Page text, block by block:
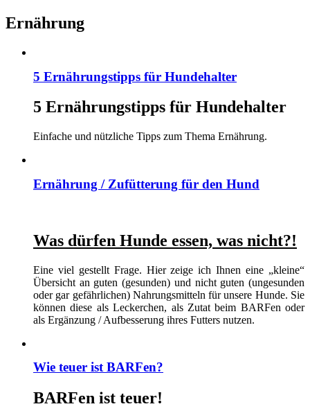
Ernährung
5 Ernährungstipps für Hundehalter
5 Ernährungstipps für Hundehalter
Einfache und nützliche Tipps zum Thema Ernährung.
Ernährung / Zufütterung für den Hund
Was dürfen Hunde essen, was nicht?!
Eine viel gestellt Frage. Hier zeige ich Ihnen eine „kleine“
Übersicht an guten (gesunden) und nicht guten (ungesunden
oder gar gefährlichen) Nahrungsmitteln für unsere Hunde. Sie
können diese als Leckerchen, als Zutat beim BARFen oder
als Ergänzung / Aufbesserung ihres Futters nutzen.
Wie teuer ist BARFen?
BARFen ist teuer!